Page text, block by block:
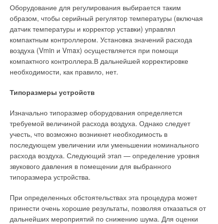
Оборудование для регулирования выбирается таким
образом, чтобы серийный регулятор температуры (включая
датчик температуры и корректор уставки) управлял
компактным контроллером. Установка значений расхода
воздуха (Vmin и Vmax) осуществляется при помощи
компактного контроллера.В дальнейшей корректировке
необходимости, как правило, нет.
Типоразмеры устройств
Изначально типоразмер оборудования определяется
требуемой величиной расхода воздуха. Однако следует
учесть, что возможно возникнет необходимость в
последующем увеличении или уменьшении номинального
расхода воздуха. Следующий этап — определение уровня
звукового давления в помещении для выбранного
типоразмера устройства.
При определенных обстоятельствах эта процедура может
принести очень хорошие результаты, позволяя отказаться от
дальнейших мероприятий по снижению шума. Для оценки
промежуточное положение между литыми и прессованными
алюминиевыми радиаторами, и цена на данный вид
радиатора составляет около 1800 руб/кВт тепла. Самыми
дешевыми радиаторами отопления являются чугунные —
800 руб/кВт.
Несмотря на существенное расширение номенклатуры
последнее время заметно уменьшился, примерно до 4 млн
(свыше 30%, в основном из западно-европейских стран)
ежегодное потребление превысило 6 млн кВт. По-прежнему
в России производят больше всего чугунных радиаторов
(53%).В последние годы заметно выросло отечественное
производство современных стальных панельных радиаторов
(около 15%), а также вырос импорт западно-европейских
аналогов. Очень много стали изготавливать в России и
также биметаллических радиаторов (около
20%).Увеличились импортные поставки конвекторов разного
типа и дизайн-радиаторов (около 2%).